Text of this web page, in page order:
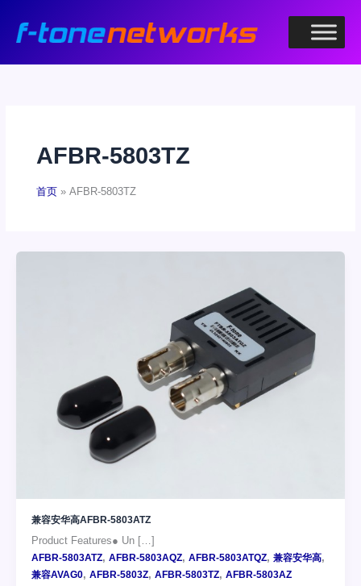
AFBR-5803TZ
首页 AFBR-5803TZ
兼容安华高AFBR-5803ATZ
Product Features● Un […]
AFBR-5803ATZ, AFBR-5803AQZ, AFBR-5803ATQZ, 兼容安华高,
兼容AVAG0, AFBR-5803Z, AFBR-5803TZ, AFBR-5803AZ